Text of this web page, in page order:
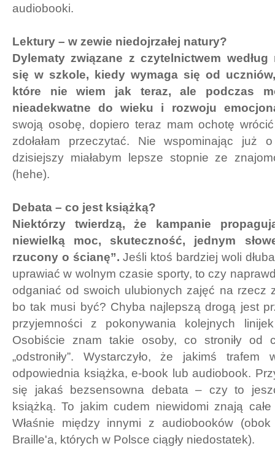
audiobooki.
Lektury – w zewie niedojrzałej natury?
Dylematy związane z czytelnictwem
się w szkole, kiedy wymaga się od
które nie wiem jak teraz, ale podczas
nieadekwatne do wieku i rozwoju
swoją osobę, dopiero teraz mam ochotę
zdołałam przeczytać. Nie wspominając
dzisiejszy miałabym lepsze stopnie ze
(hehe).
Debata – co jest książką?
Niektórzy twierdzą, że kampanie
niewielką moc, skuteczność, jednym
rzucony o ścianę”. Jeśli ktoś bardziej woli
uprawiać w wolnym czasie sporty, to czy
odganiać od swoich ulubionych zajęć na rzecz
bo tak musi być? Chyba najlepszą drogą jest
przyjemności z pokonywania kolejnych
Osobiście znam takie osoby, co stroniły od
„odstroniły”. Wystarczyło, że jakimś
odpowiednia książka, e-book lub audiobook.
się jakaś bezsensowna debata – czy to
książką. To jakim cudem niewidomi znają
Właśnie między innymi z audiobooków
Braille'a, których w Polsce ciągły niedostatek).